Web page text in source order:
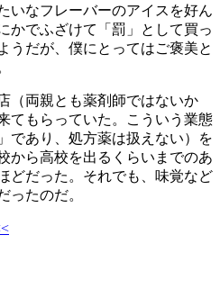
いなフレーバーのアイスを好ん
かでふざけて「罰」として買っ
うだが、僕にとってはご褒美と
（両親とも薬剤師ではないか
てもらっていた。こういう業態
であり、処方薬は扱えない）を
から高校を出るくらいまでのあ
どだった。それでも、味覚など
ったのだ。